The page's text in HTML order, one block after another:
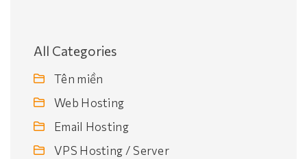
All Categories
Tên miền
Web Hosting
Email Hosting
VPS Hosting / Server